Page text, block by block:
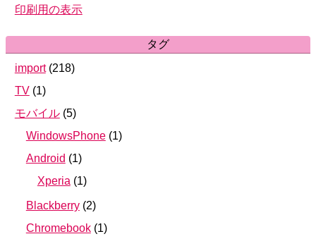
印刷用の表示
タグ
import (218)
TV (1)
モバイル (5)
WindowsPhone (1)
Android (1)
Xperia (1)
Blackberry (2)
Chromebook (1)